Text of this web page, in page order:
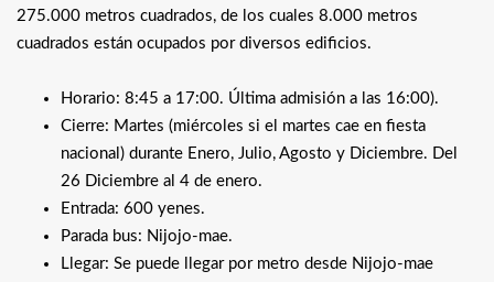
275.000 metros cuadrados, de los cuales 8.000 metros
cuadrados están ocupados por diversos edificios.
Horario: 8:45 a 17:00. Última admisión a las 16:00).
Cierre: Martes (miércoles si el martes cae en fiesta
nacional) durante Enero, Julio, Agosto y Diciembre. Del
26 Diciembre al 4 de enero.
Entrada: 600 yenes.
Parada bus: Nijojo-mae.
Llegar: Se puede llegar por metro desde Nijojo-mae